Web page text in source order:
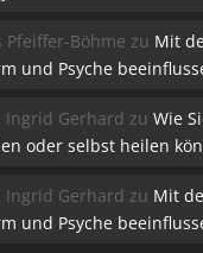
Pfeiffer-Böhme zu Mit
und Psyche
Ingrid Gerhard zu Wie
oder selbst heilen
Ingrid Gerhard zu Mit
und Psyche